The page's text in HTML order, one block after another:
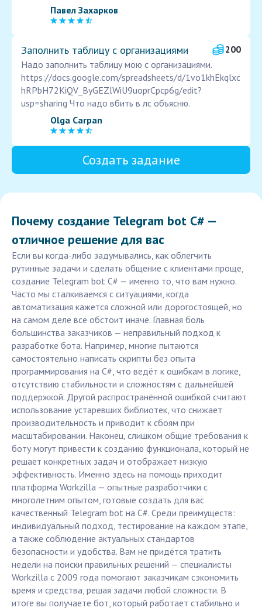
Павел Захарков
Заполнить таблицу с организациями
200
Надо заполнить таблицу мою с организациями.
https://docs.google.com/spreadsheets/d/1vo1khEkqlxc
hRPbH72KiQV_ByGEZlWiU9uoprCpcp6g/edit?
usp=sharing Что надо вбить в лс объясню.
Olga Carpan
Создать задание
Почему создание Telegram bot C# —
отличное решение для вас
Если вы когда-либо задумывались, как облегчить
рутинные задачи и сделать общение с клиентами проще,
создание Telegram bot C# — именно то, что вам нужно.
Часто мы сталкиваемся с ситуациями, когда
автоматизация кажется сложной или дорогостоящей, но
на самом деле всё обстоит иначе. Главная боль
большинства заказчиков — неправильный подход к
разработке бота. Например, многие пытаются
самостоятельно написать скрипты без опыта
программирования на C#, что ведёт к ошибкам в логике,
отсутствию стабильности и сложностям с дальнейшей
поддержкой. Другой распространённой ошибкой считают
использование устаревших библиотек, что снижает
производительность и приводит к сбоям при
масштабировании. Наконец, слишком общие требования к
боту могут привести к созданию функционала, который не
решает конкретных задач и отображает низкую
эффективность. Именно здесь на помощь приходит
платформа Workzilla — опытные разработчики с
многолетним опытом, готовые создать для вас
качественный Telegram bot на C#. Среди преимуществ:
индивидуальный подход, тестирование на каждом этапе,
а также соблюдение актуальных стандартов
безопасности и удобства. Вам не придётся тратить
недели на поиски правильных решений — специалисты
Workzilla с 2009 года помогают заказчикам сэкономить
время и средства, решая задачи любой сложности. В
итоге вы получаете бот, который работает стабильно и